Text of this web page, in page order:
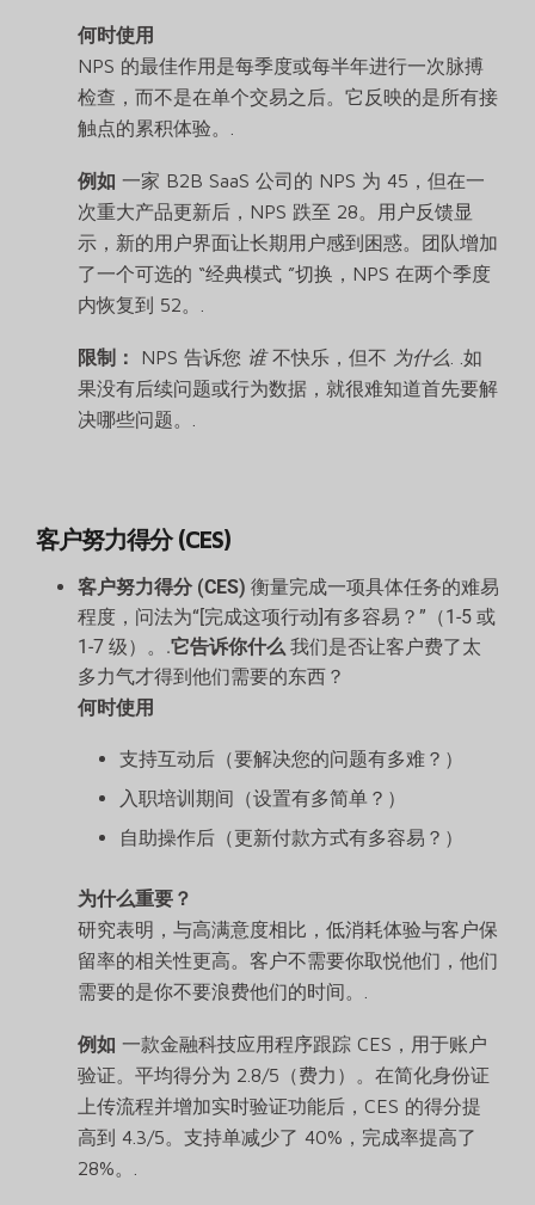
何时使用
NPS 的最佳作用是每季度或每半年进行一次脉搏
检查，而不是在单个交易之后。它反映的是所有接
触点的累积体验。.
例如 一家 B2B SaaS 公司的 NPS 为 45，但在一
次重大产品更新后，NPS 跌至 28。用户反馈显
示，新的用户界面让长期用户感到困惑。团队增加
了一个可选的 “经典模式 ”切换，NPS 在两个季度
内恢复到 52。.
限制： NPS 告诉您 谁不快乐，但不 为什么 . .如
果没有后续问题或行为数据，就很难知道首先要解
决哪些问题。.
客户努力得分 (CES)
客户努力得分 (CES) 衡量完成一项具体任务的难易
程度，问法为“[完成这项行动]有多容易？”（1-5 或
1-7 级）。.它告诉你什么 我们是否让客户费了太
多力气才得到他们需要的东西？
何时使用
支持互动后（要解决您的问题有多难？）
入职培训期间（设置有多简单？）
自助操作后（更新付款方式有多容易？）
为什么重要？
研究表明，与高满意度相比，低消耗体验与客户保
留率的相关性更高。客户不需要你取悦他们，他们
需要的是你不要浪费他们的时间。.
例如 一款金融科技应用程序跟踪 CES，用于账户
验证。平均得分为 2.8/5（费力）。在简化身份证
上传流程并增加实时验证功能后，CES 的得分提
高到 4.3/5。支持单减少了 40%，完成率提高了
28%。.